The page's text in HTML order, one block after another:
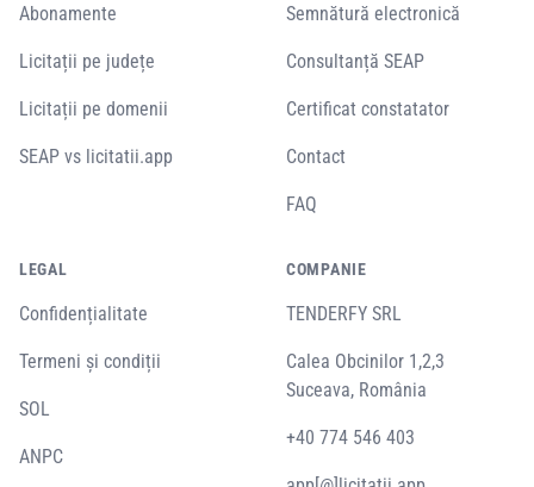
Abonamente
Licitații pe județe
Licitații pe domenii
SEAP vs licitatii.app
Semnătură electronică
Consultanță SEAP
Certificat constatator
Contact
FAQ
LEGAL
Confidențialitate
Termeni și condiții
SOL
ANPC
COMPANIE
TENDERFY SRL
Calea Obcinilor 1,2,3
Suceava, România
+40 774 546 403